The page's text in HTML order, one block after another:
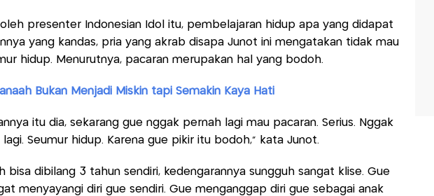
presenter Indonesian Idol itu, pembelajaran hidup apa yang didapat
yang kandas, pria yang akrab disapa Junot ini mengatakan tidak mau
hidup. Menurutnya, pacaran merupakan hal yang bodoh.
Bukan Menjadi Miskin tapi Semakin Kaya Hati
itu dia, sekarang gue nggak pernah lagi mau pacaran. Serius. Nggak
Seumur hidup. Karena gue pikir itu bodoh," kata Junot.
bisa dibilang 3 tahun sendiri, kedengarannya sungguh sangat klise. Gue
menyayangi diri gue sendiri. Gue menganggap diri gue sebagai anak